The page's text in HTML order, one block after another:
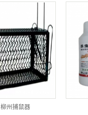
柳州捕鼠器